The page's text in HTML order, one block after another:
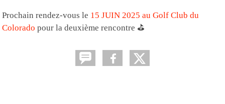
Prochain rendez-vous le 15 JUIN 2025 au Golf Club du
Colorado pour la deuxième rencontre ⛳️